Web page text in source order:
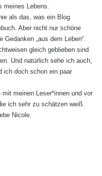
meines Lebens.
als das, was ein Blog
Aber nicht nur schöne
„aus dem Leben“.
gleich geblieben sind
Und natürlich sehe ich auch,
ich doch schon ein paar
meinen Leser*innen und vor
ich sehr zu schätzen weiß.
Nicole.